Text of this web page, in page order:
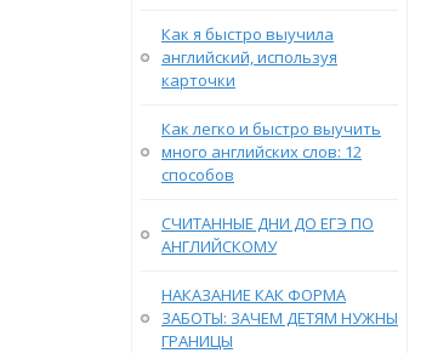
Как я быстро выучила
английский, используя
карточки
Как легко и быстро выучить
много английских слов: 12
способов
СЧИТАННЫЕ ДНИ ДО ЕГЭ ПО
АНГЛИЙСКОМУ
НАКАЗАНИЕ КАК ФОРМА
ЗАБОТЫ: ЗАЧЕМ ДЕТЯМ НУЖНЫ
ГРАНИЦЫ